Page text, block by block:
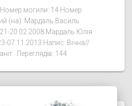
Номер могили: 14 Номер
(на): Мардаль Василь
20.02.2008 Мардаль Юлія
07.11.2013 Напис: Вічна//
Переглядів: 144